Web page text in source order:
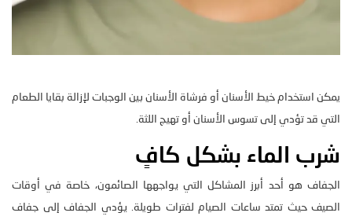
يمكن استخدام خيط الأسنان أو فرشاة الأسنان بين الوجبات لإزالة بقايا الطعام
التي قد تؤدي إلى تسوس الأسنان أو تهيج اللثة.
شرب الماء بشكل كافٍ
الجفاف هو أحد أبرز المشاكل التي يواجهها الصائمون، خاصة في أوقات
الصيف حيث تمتد ساعات الصيام لفترات طويلة. يؤدي الجفاف إلى جفاف